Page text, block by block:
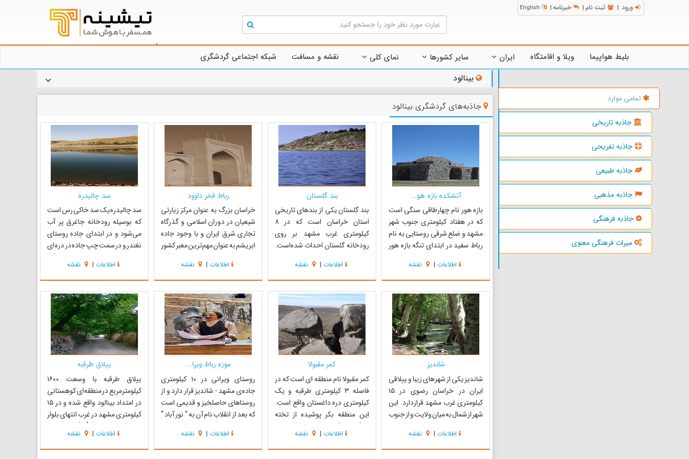
ورود | ثبت نام | خبرنامه |
English
بلیط هواپیما ویلا و اقامتگاه ایران سایر کشورها نمای کلی نقشه و مسافت شبکه اجتماعی گردشگری
تمامی موارد
جاذبه تاریخی
جاذبه تفریحی
جاذبه طبیعی
جاذبه مذهبی
جاذبه فرهنگی
میراث فرهنگی معنوی
بینالود
جاذبه‌های گردشگری بینالود
آتشکده بازه هو...
بازه هور نام چهارطاقی سنگی است
که در هفتاد کیلومتری جنوب شهر
مشهد و ضلع شرقی روستایی به نام
رباط سفید در ابتدای تنگه بازه هور
دری به قسمتی از دیواره کوه گفته
می‌شود که خورشید از میانه باز آن به
طرز زیبایی طلوع می‌کند. به لحاظ
ویژگی‌های معماری این ب...
اطلاعات | نقشه
بند گلستان
بند گلستان یکی از بندهای تاریخی
استان خراسان است که در ۸
کیلومتری غرب مشهد بر روی
رودخانه گلستان احداث شده‌است.
و توریستی شهر مشهد به شمار
می‌رود.با وجود اینکه حدود ۵۰۰ سال
از عمر این بنا می‌گذرد هنوز سالم و
پابرجاست. پیشینه و هدف از احداث
این بنا از ...
اطلاعات | نقشه
رباط فخر داوود
خراسان بزرگ به عنوان مرکز زیارتی
شیعیان در دوران اسلامی و گذرگاه
تجاری شرق ایران و با وجود جاده
ابریشم به عنوان مهم‌ترین معبر کشور
به دنیای بیرون، دربردارنده آثار
تاریخی بسیاری در زمینه راه و سفر
است. رباط فخر داود از
کاروان‌سرای‌های قدیمی ایران از
دوره تیموریان است که در راه جاده
ابری...
اطلاعات | نقشه
سد چالیدره
سد چالیدره یک سد خاکی رس است
که بوسیله رودخانه جاغرق پر آب
می‌شود و در ابتدای جاده روستای
نغندر و در سمت چپ جاده در دره ای
با همین نام ساخته شده است. آب
این سد از طریق رودخانه جاغرق
تامین می‌گردد و سبب طراوت آب و
هوا در منطقه شده و امکانات و
تسهیلات مناسبی برای گردشگران در
محل فراهم آم...
اطلاعات | نقشه
شاندیز
شاندیز یکی از شهرهای زیبا و ییلاقی
ایران در خراسان رضوی در ۱۵
کیلومتری غرب مشهد قراردارد. این
شهر از شمال به میان ولایت و از جنوب
طرقبه و از غرب با گلمکان و چناران
مجاور می‌باشد و دارای وسعتی
اطلاعات | نقشه
کمر مقبولا
کمر مقبولا نام منطقه ای است که در
فاصله 3 کیلومتری طرقبه و یک
کیلومتری دره داغستان واقع است.
این منطقه بکر پوشیده از تخته
سنگ‌های آتشفشانی با جلوه‌هایی
بسیار زیباست، به نحوی که دیدار از
این آثار سنگی با هیات‌های
اطلاعات | نقشه
موزه رباط ویرا...
روستای ویرانی در ۱۰ کیلومتری
جاده‌ی مشهد - شاندیز قرار دارد و از
روستا‌های حاصلخیز و قدیمی است
که بعد از انقلاب نام آن به ” نور آباد ”
۹ یکی از کانون‌های مهم ترویج عرفان
در خراسان و ولایت توس بوده است.
اطلاعات | نقشه
ییلاق طرقبه
ییلاق طرقبه با وسعت ۱۶۰۰
کیلومترمربع در منطقه‌‌ای کوهستانی
در امتداد بینالود واقع شده و در ۱۵
کیلومتری مشهد در غرب انتهای بلوار
وکیل‌آباد قرار دارد. طُرقَبه که اکنون
یکی از شهرهای شهرستان طرقبه
شاندیز به شمار می‌آید، از جمله
اطلاعات | نقشه